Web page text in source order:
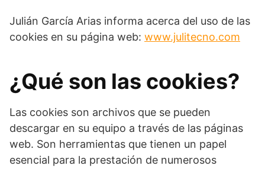
Julián García Arias informa acerca del uso de las
cookies en su página web: www.julitecno.com
¿Qué son las cookies?
Las cookies son archivos que se pueden
descargar en su equipo a través de las páginas
web. Son herramientas que tienen un papel
esencial para la prestación de numerosos